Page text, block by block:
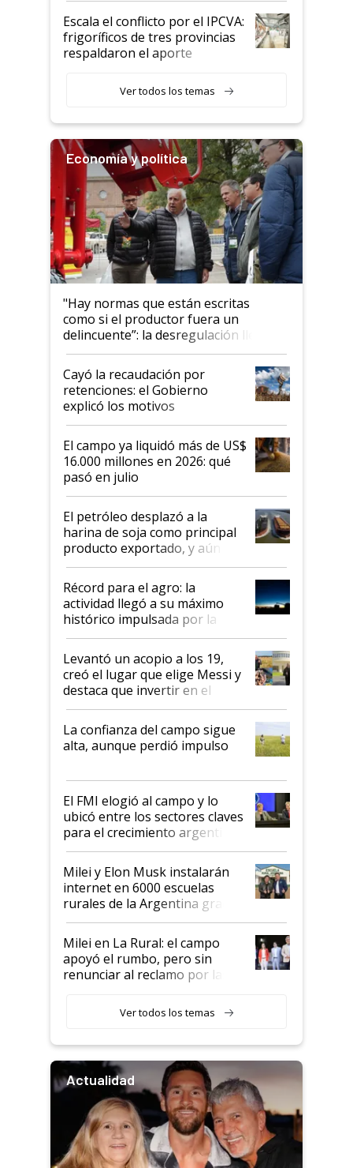
todavía hacen sufrir a estos
animales: "Mientras me
descalificaban, yo seguí
haciendo currículum"
Escala el conflicto por el IPCVA:
frigoríficos de tres provincias
respaldaron el aporte
Ver todos los temas
Economía y política
"Hay normas que están escritas
como si el productor fuera un
delincuente”: la desregulación llegó
al Congreso Aapresid y hasta se
habló del financiamiento al IPCVA
Cayó la recaudación por
retenciones: el Gobierno
explicó los motivos
El campo ya liquidó más de US$
16.000 millones en 2026: qué
pasó en julio
El petróleo desplazó a la
harina de soja como principal
producto exportado, y aún así
el agro aportó casi seis de cada
diez dólares y sostuvo el
liderazgo en un semestre
récord
Récord para el agro: la
actividad llegó a su máximo
histórico impulsada por la
cosecha y las exportaciones
Levantó un acopio a los 19,
creó el lugar que elige Messi y
destaca que invertir en el
kirchnerismo era como "darle
plata a un hijo para droga":
Juan Félix Rossetti, el libertario
que de una dura crisis salió
de Milei
La confianza del campo sigue
alta, aunque perdió impulso
El FMI elogió al campo y lo
ubicó entre los sectores claves
para el crecimiento argentino
Milei y Elon Musk instalarán
internet en 6000 escuelas
rurales de la Argentina gracias
a un acuerdo con Starlink
Milei en La Rural: el campo
apoyó el rumbo, pero sin
renunciar al reclamo por las
Ver todos los temas
Actualidad